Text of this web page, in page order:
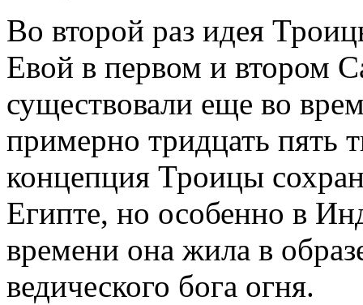
Во второй раз идея
Евой в первом и втором
существовали еще во
примерно тридцать пять
концепция Троицы
Египте, но особенно в
времени она жила в
ведического бога огня.